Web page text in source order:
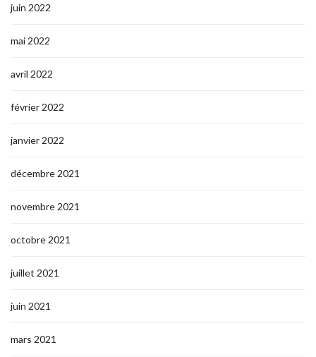
juin 2022
mai 2022
avril 2022
février 2022
janvier 2022
décembre 2021
novembre 2021
octobre 2021
juillet 2021
juin 2021
mars 2021